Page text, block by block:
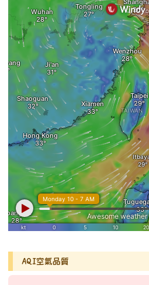
AQI空氣品質